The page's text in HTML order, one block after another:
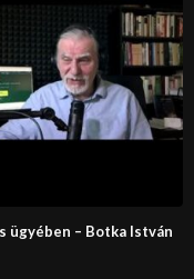
ügyében – Botka István